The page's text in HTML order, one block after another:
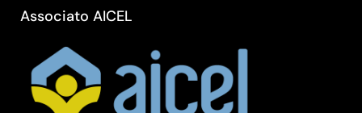
Associato AICEL